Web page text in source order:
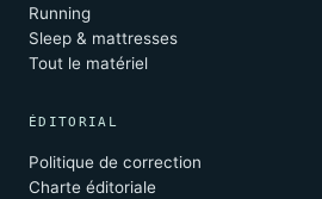
Running
Sleep & mattresses
Tout le matériel
ÉDITORIAL
Politique de correction
Charte éditoriale